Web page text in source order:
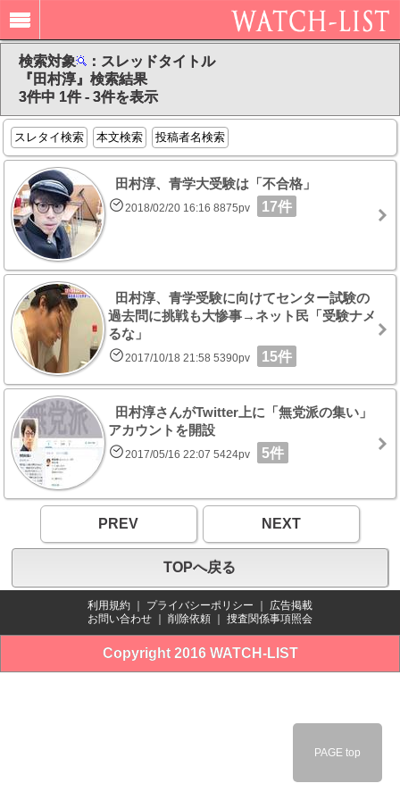
検索対象
：スレッドタイトル
『田村淳』検索結果
3件中 1件 - 3件を表示
スレタイ検索 本文検索 投稿者名検索
田村淳、青学大受験は「不合格」
2018/02/20 16:16 8875pv 17件
田村淳、青学受験に向けてセンター試験の
過去問に挑戦も大惨事→ネット民「受験ナメ
るな」
2017/10/18 21:58 5390pv 15件
田村淳さんがTwitter上に「無党派の集い」
アカウントを開設
2017/05/16 22:07 5424pv 5件
PREV NEXT
TOPへ戻る
利用規約 プライバシーポリシー
広告掲載
お問い合わせ
削除依頼 捜査関係事項照会
Copyright 2016 WATCH-LIST
PAGE top